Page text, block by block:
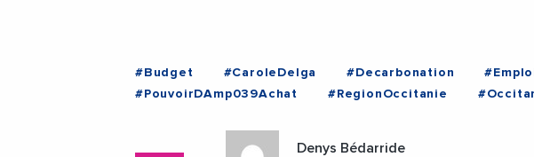
#Budget #CaroleDelga #Decarbonation
#PouvoirDAmp039Achat
#RegionOccitanie
Denys Bédarride